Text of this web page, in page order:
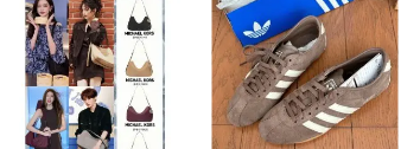
Ganni 白菜价捡漏 叶舒华
同款连衣裙€78 (原€295)
1.5折起！€30收露肩上衣
On 昂跑官网大促 🏃
Cloudpulse Next仅€95
6.8折起，Cloud X 4 A€110